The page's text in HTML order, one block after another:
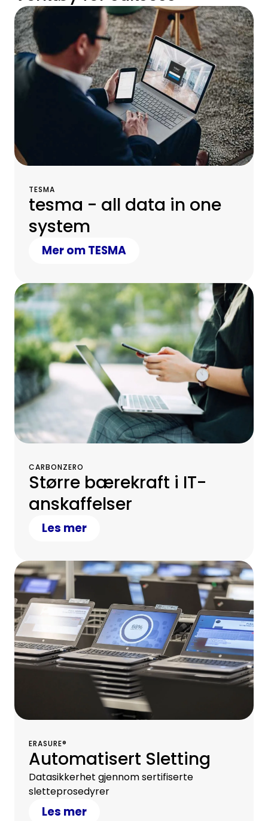
TESMA
tesma - all data in one
system
Mer om TESMA
CARBONZERO
Større bærekraft i IT-
anskaffelser
Les mer
ERASURE®
Automatisert Sletting
Datasikkerhet gjennom sertifiserte
sletteprosedyrer
Les mer